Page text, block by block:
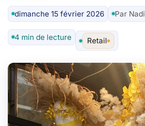
dimanche 15 février 2026
Auteur
Par
4 min de lecture Retail